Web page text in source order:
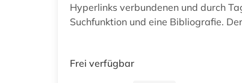
Hyperlinks verbundenen und durch
Suchfunktion und eine Bibliografie.
Frei verfügbar